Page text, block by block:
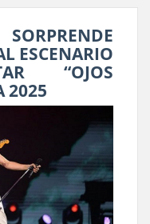
ESCENARIO
“OJOS
2025